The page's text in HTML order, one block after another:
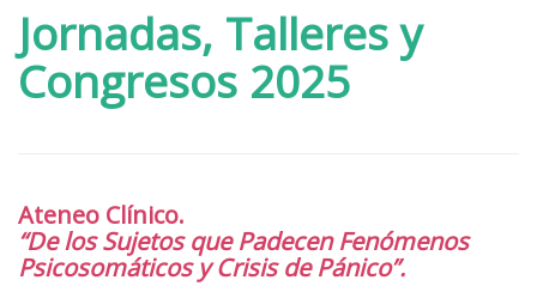
Jornadas, Talleres y
Congresos 2025
Ateneo Clínico.
“De los Sujetos que Padecen Fenómenos
Psicosomáticos y Crisis de Pánico”.